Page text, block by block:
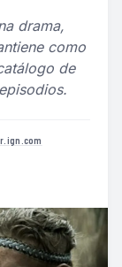
drama,
como
de